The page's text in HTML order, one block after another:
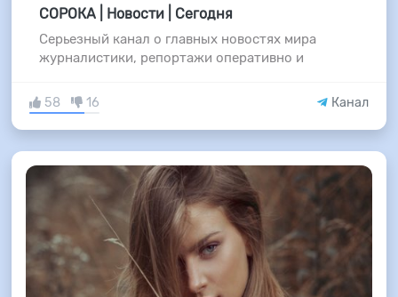
СОРОКА | Новости | Сегодня
Серьезный канал о главных новостях мира
журналистики, репортажи оперативно и
58 16 Канал